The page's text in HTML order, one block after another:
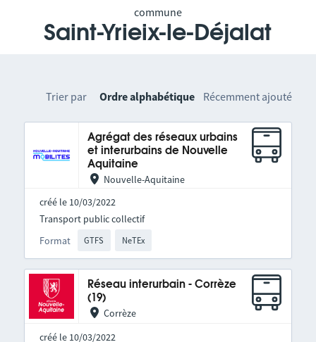
commune
Saint-Yrieix-le-Déjalat
Trier par Ordre alphabétique Récemment ajouté
Agrégat des réseaux urbains
et interurbains de Nouvelle
Aquitaine
Nouvelle-Aquitaine
créé le 10/03/2022
Format GTFS NeTEx
Transport public collectif
Réseau interurbain - Corrèze
(19)
Corrèze
créé le 10/03/2022